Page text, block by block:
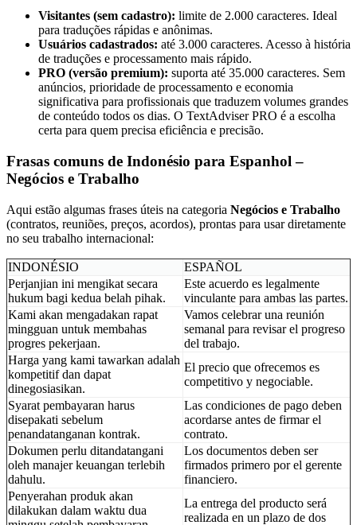
Visitantes (sem cadastro): limite de 2.000 caracteres. Ideal
para traduções rápidas e anônimas.
Usuários cadastrados: até 3.000 caracteres. Acesso à história
de traduções e processamento mais rápido.
PRO (versão premium): suporta até 35.000 caracteres. Sem
anúncios, prioridade de processamento e economia
significativa para profissionais que traduzem volumes grandes
de conteúdo todos os dias. O TextAdviser PRO é a escolha
certa para quem precisa eficiência e precisão.
Frasas comuns de Indonésio para Espanhol –
Negócios e Trabalho
Aqui estão algumas frases úteis na categoria Negócios e Trabalho
(contratos, reuniões, preços, acordos), prontas para usar diretamente
no seu trabalho internacional:
INDONÉSIO
ESPAÑOL
Perjanjian ini mengikat secara
hukum bagi kedua belah pihak.
Este acuerdo es legalmente
vinculante para ambas las partes.
Kami akan mengadakan rapat
mingguan untuk membahas
progres pekerjaan.
Vamos celebrar una reunión
semanal para revisar el progreso
del trabajo.
Harga yang kami tawarkan adalah
kompetitif dan dapat
dinegosiasikan.
El precio que ofrecemos es
competitivo y negociable.
Syarat pembayaran harus
disepakati sebelum
penandatanganan kontrak.
Las condiciones de pago deben
acordarse antes de firmar el
contrato.
Dokumen perlu ditandatangani
oleh manajer keuangan terlebih
dahulu.
Los documentos deben ser
firmados primero por el gerente
financiero.
Penyerahan produk akan
dilakukan dalam waktu dua
La entrega del producto será
realizada en un plazo de dos